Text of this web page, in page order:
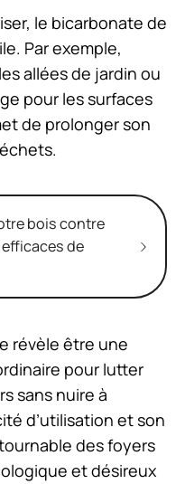
le bicarbonate de
Par exemple,
allées de jardin ou
pour les surfaces
de prolonger son
bois contre
de
révèle être une
pour lutter
sans nuire à
d’utilisation et son
des foyers
et désireux